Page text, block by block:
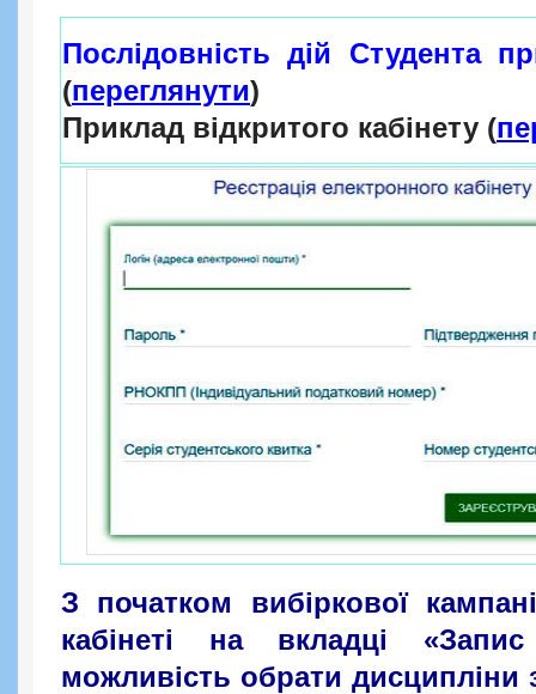
Послідовність дій Студента
(переглянути)
Приклад відкритого кабінету (
З початком вибіркової
кабінеті на вкладці
можливість обрати дисципліни